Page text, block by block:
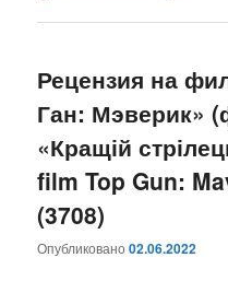
Рецензия на
Ган: Мэверик»
«Кращій
film Top Gun:
(3708)
Опубликовано02.06.2022